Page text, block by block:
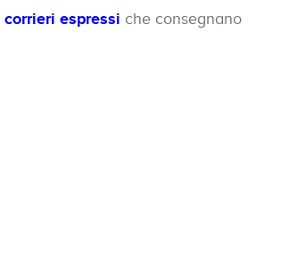
corrieri espressi che consegnano